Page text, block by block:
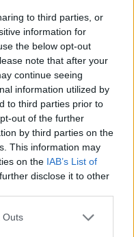
to third parties, or
information for
the below opt-out
note that after your
continue seeing
information utilized by
to third parties prior to
out of the further
by third parties on the
This information may
on the IAB’s List of
disclose it to other
Outs
Fot. materiał prasowy /
Rothwell ("Jak
dostaje
dawnego
motywem w trzecim
nawet nie chce – w